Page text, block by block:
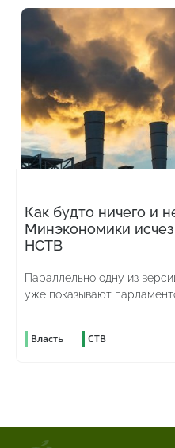
Как будто ничего и
Минэкономики
НСТВ
Параллельно одну из
уже показывают
Власть СТВ